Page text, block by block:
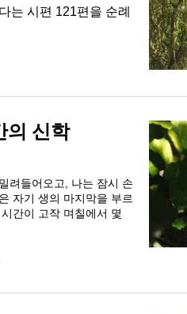
는 시편 121편을 순례
의 신학
려들어오고, 나는 잠시 손
자기 생의 마지막을 부르
간이 고작 며칠에서 몇